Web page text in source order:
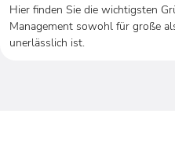
Hier finden Sie die wichtigsten
Management sowohl für große
unerlässlich ist.